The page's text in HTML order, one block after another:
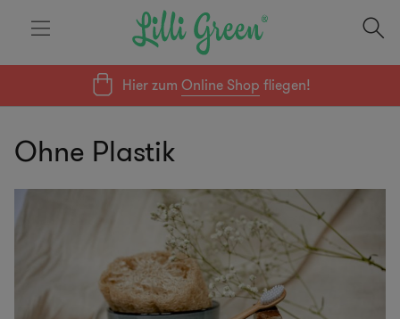
Hier zumOnline Shop fliegen!
Ohne Plastik